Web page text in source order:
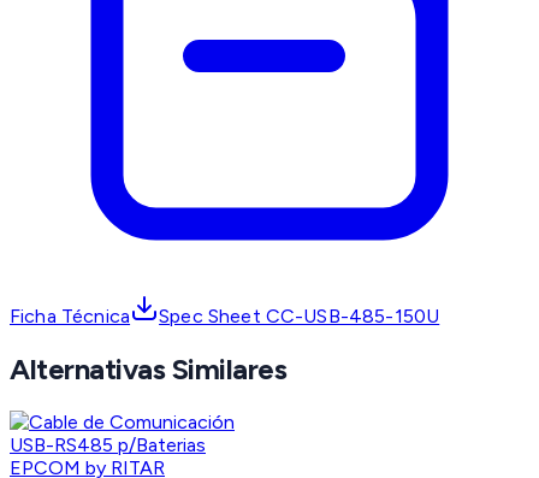
Ficha Técnica Spec Sheet CC-USB-485-150U
Alternativas Similares